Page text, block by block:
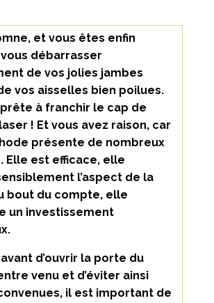
et vous êtes enfin
débarrasser
de vos jolies jambes
vos aisselles bien poilues.
à franchir le cap de
! Et vous avez raison, car
présente de nombreux
Elle est efficace, elle
l’aspect de la
bout du compte, elle
un investissement
d’ouvrir la porte du
venu et d’éviter ainsi
il est important de